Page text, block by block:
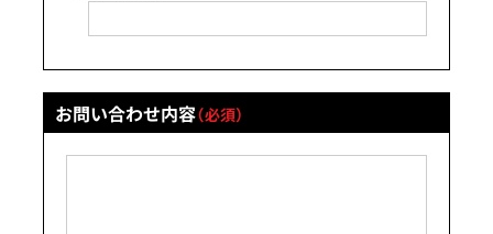
お問い合わせ内容（必須）